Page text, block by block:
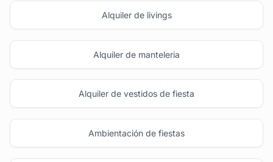
Alquiler de livings
Alquiler de manteleria
Alquiler de vestidos de fiesta
Ambientación de fiestas